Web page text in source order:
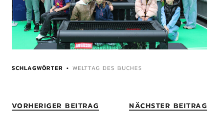
SCHLAGWÖRTER WELTTAG DES BUCHES
VORHERIGER BEITRAG NÄCHSTER BEITRAG